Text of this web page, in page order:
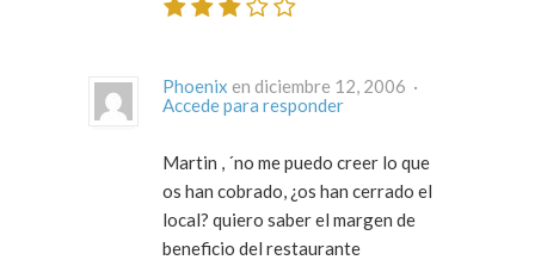
Phoenix
en diciembre 12, 2006 ·
Accede para responder
Martin , ´no me puedo creer lo que
os han cobrado, ¿os han cerrado el
local? quiero saber el margen de
beneficio del restaurante